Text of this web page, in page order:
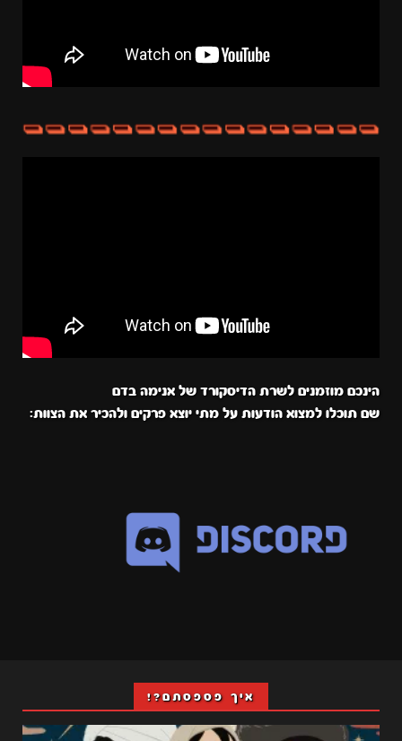
הינכם מוזמנים לשרת הדיסקורד של אנימה בדם
שם תוכלו למצוא הודעות על מתי יוצא פרקים ולהכיר את הצוות:
איך פספסתם?!